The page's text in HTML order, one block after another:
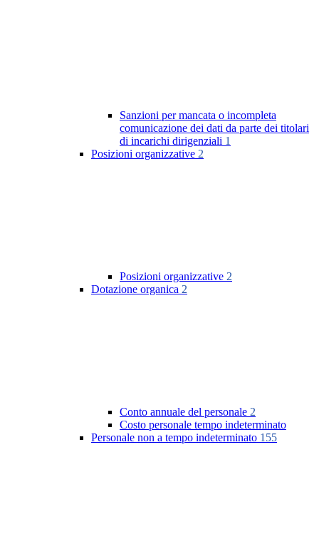
Sanzioni per mancata o incompleta
comunicazione dei dati da parte dei titolari
di incarichi dirigenziali 1
Posizioni organizzative 2
Posizioni organizzative 2
Dotazione organica 2
Conto annuale del personale 2
Costo personale tempo indeterminato
Personale non a tempo indeterminato 155